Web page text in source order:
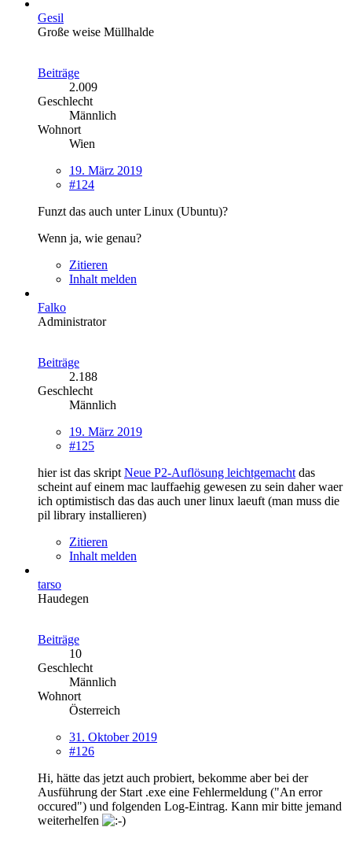
Gesil
Große weise Müllhalde
Beiträge
2.009
Geschlecht
Männlich
Wohnort
Wien
19. März 2019
#124
Funzt das auch unter Linux (Ubuntu)?
Wenn ja, wie genau?
Zitieren
Inhalt melden
Falko
Administrator
Beiträge
2.188
Geschlecht
Männlich
19. März 2019
#125
hier ist das skript Neue P2-Auflösung leichtgemacht das
scheint auf einem mac lauffaehig gewesen zu sein daher waer
ich optimistisch das das auch uner linux laeuft (man muss die
pil library installieren)
Zitieren
Inhalt melden
tarso
Haudegen
Beiträge
10
Geschlecht
Männlich
Wohnort
Österreich
31. Oktober 2019
#126
Hi, hätte das jetzt auch probiert, bekomme aber bei der
Ausführung der Start .exe eine Fehlermeldung ("An error
occured") und folgenden Log-Eintrag. Kann mir bitte jemand
weiterhelfen